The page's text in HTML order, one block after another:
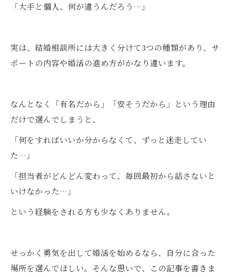
「大手と個人、何が違うんだろう…」
実は、結婚相談所には大きく分けて3つの種類があり、サ
ポートの内容や婚活の進め方がかなり違います。
なんとなく「有名だから」「安そうだから」という理由
だけで選んでしまうと、
「何をすればいいか分からなくて、ずっと迷走してい
た…」
「担当者がどんどん変わって、毎回最初から話さないと
いけなかった…」
という経験をされる方も少なくありません。
せっかく勇気を出して婚活を始めるなら、自分に合った
場所を選んでほしい。そんな思いで、この記事を書きま